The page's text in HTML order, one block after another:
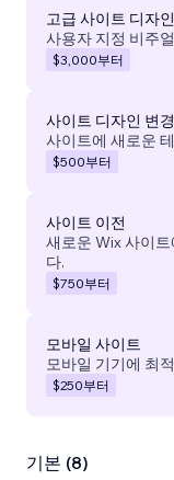
고급 사이트 디자인
사용자 지정 비주
$3,000부터
사이트 디자인 변경
사이트에 새로운
$500부터
사이트 이전
새로운 Wix 사이
다.
$750부터
모바일 사이트
모바일 기기에 최
$250부터
기본 (8)